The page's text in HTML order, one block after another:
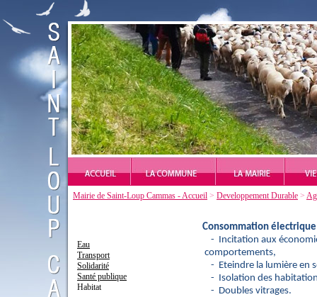
Mairie de Saint-Loup Cammas - Accueil > Developpement Durable >
Consommation
- Incitation aux
comportements,
- Eteindre la lumière en
- Isolation des
- Doubles vitrages.
Eau
Transport
Solidarité
Santé publique
Habitat